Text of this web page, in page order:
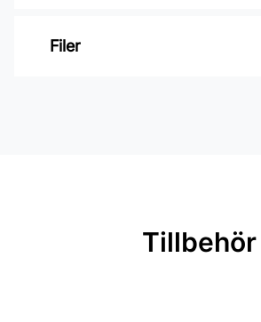
Varumärke: Boråstapeter
Mönsterrepetition: 53 cm
Filer
Tillbehör